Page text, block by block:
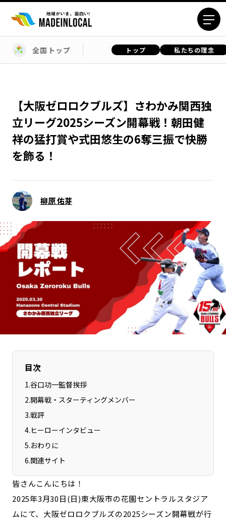
エリアから探す
岩手エリア
宮城エリア
秋田エリア
山形エリア
福島エリア
茨城エリア
栃木エリア
群馬エリア
埼玉エリア
神奈川エリア
富山エリア
福井エリア
山梨エリア
長野エリア
岐阜エリア
静岡エリア
愛知エリア
三重エリア
滋賀エリア
京都エリア
大阪市エリア
北摂エリア
堺・泉州エリア
河内エリア
兵庫エリア
奈良エリア
和歌山エリア
鳥取エリア
島根エリア
岡山エリア
山口エリア
香川エリア
愛媛エリア
高知エリア
佐賀エリア
熊本エリア
宮崎エリア
沖縄エリア
カテゴリから探す
全国トップ トップ 私たちの理念
【大阪ゼロロクブルズ】さわかみ関西独
立リーグ2025シーズン開幕戦！朝田健
祥の猛打賞や式田悠生の6奪三振で快勝
を飾る！
柳原 佑芽
目次
1.谷口功一監督挨拶
2.開幕戦・スターティングメンバー
3.戦評
4. ヒーローインタビュー
5.おわりに
6.関連サイト
皆さんこんにちは！
2025年3月30日(日)東大阪市の花園セントラルスタジア
ムにて、大阪ゼロロクブルズの2025シーズン開幕戦が行